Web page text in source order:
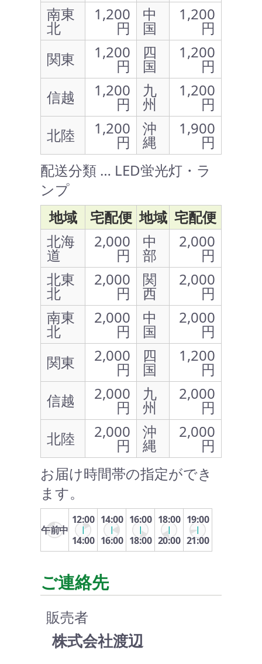
南東
北
1,200
円
中
国
1,200
円
関東
1,200
円
四
国
1,200
円
信越
1,200
円
九
州
1,200
円
北陸
1,200
円
沖
縄
1,900
円
配送分類 … LED蛍光灯・ラ
ンプ
地域
宅配便 地域 宅配便
北海
道
2,000
円
中
部
2,000
円
北東
北
2,000
円
関
西
2,000
円
南東
北
2,000
円
中
国
2,000
円
関東
2,000
円
四
国
1,200
円
信越
2,000
円
九
州
2,000
円
北陸
2,000
円
沖
縄
2,000
円
お届け時間帯の指定ができ
ます。
午前中
12:00
14:00
14:00
16:00
16:00
18:00
18:00
20:00
19:00
21:00
ご連絡先
販売者
株式会社渡辺